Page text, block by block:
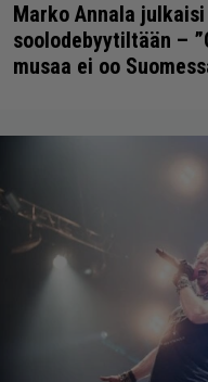
Marko Annala
soolodebyytiltään –
musaa ei oo